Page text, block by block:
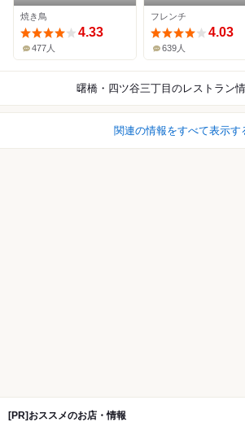
焼き鳥
4.33
477人
フレンチ
4.03
639人
曙橋・四ツ谷三丁目 のレストラン
関連の情報をすべて表示す
[PR]おススメのお店・情報